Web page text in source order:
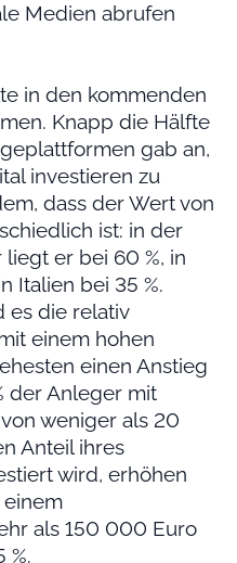
Medien abrufen
in den kommenden
Knapp die Hälfte
gab an,
investieren zu
dass der Wert von
ist: in der
er bei 60 %, in
Italien bei 35 %.
es die relativ
einem hohen
einen Anstieg
der Anleger mit
weniger als 20
Anteil ihres
wird, erhöhen
als 150 000 Euro
%.